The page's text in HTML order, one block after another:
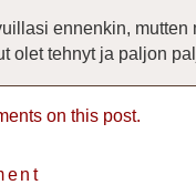
ennenkin,
olet tehnyt ja paljon
on this post.